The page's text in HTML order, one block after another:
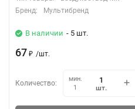
Бренд:
Мультибренд
В наличии - 5 шт.
67 ₽ /шт.
Количество:
мин.
1
шт.